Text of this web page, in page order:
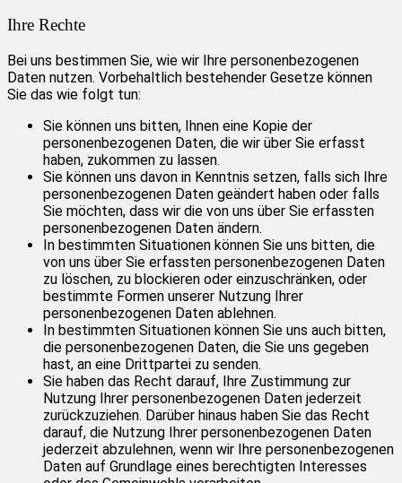
Ihre Rechte
Bei uns bestimmen Sie, wie wir Ihre personenbezogenen
Daten nutzen. Vorbehaltlich bestehender Gesetze können
Sie das wie folgt tun:
Sie können uns bitten, Ihnen eine Kopie der
personenbezogenen Daten, die wir über Sie erfasst
haben, zukommen zu lassen.
Sie können uns davon in Kenntnis setzen, falls sich Ihre
personenbezogenen Daten geändert haben oder falls
Sie möchten, dass wir die von uns über Sie erfassten
personenbezogenen Daten ändern.
In bestimmten Situationen können Sie uns bitten, die
von uns über Sie erfassten personenbezogenen Daten
zu löschen, zu blockieren oder einzuschränken, oder
bestimmte Formen unserer Nutzung Ihrer
personenbezogenen Daten ablehnen.
In bestimmten Situationen können Sie uns auch bitten,
die personenbezogenen Daten, die Sie uns gegeben
hast, an eine Drittpartei zu senden.
Sie haben das Recht darauf, Ihre Zustimmung zur
Nutzung Ihrer personenbezogenen Daten jederzeit
zurückzuziehen. Darüber hinaus haben Sie das Recht
darauf, die Nutzung Ihrer personenbezogenen Daten
jederzeit abzulehnen, wenn wir Ihre personenbezogenen
Daten auf Grundlage eines berechtigten Interesses